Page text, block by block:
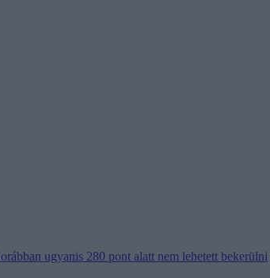
ugyanis 280 pont alatt nem lehetett bekerülni